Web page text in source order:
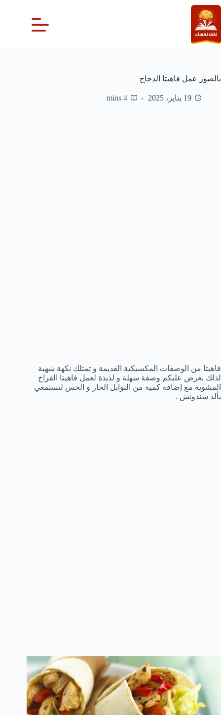
التجاوز
إلى
المحتوى
بالصور عمل فاهيتا الدجاج
19 يناير، 2025 4 mins
فاهيتا من الوصفات المكسيكية القديمة و تمتلك نكهة شهية
لذلك نعرض عليكم وصفة سهلة و لذيذة لعمل فاهيتا الفراخ
المشوية مع إضافة كمية من التوابل الحار و الخس لتستمعي
بألذ سندوتش .